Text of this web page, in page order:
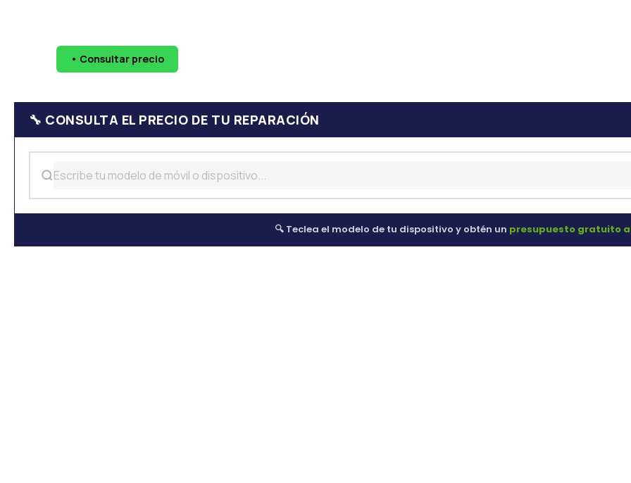
• Consultar precio
🔧 CONSULTA EL PRECIO DE TU REPARACIÓN
🔍 Teclea el modelo de tu dispositivo y obtén un presupuesto gratuito